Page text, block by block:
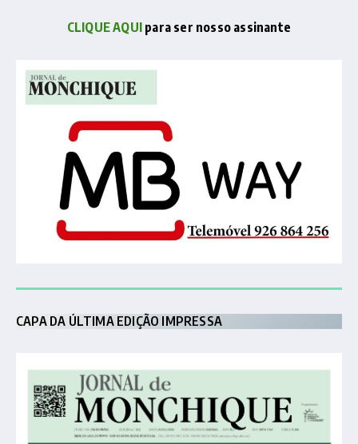
CLIQUE AQUI para ser nosso assinante
CAPA DA ÚLTIMA EDIÇÃO IMPRESSA